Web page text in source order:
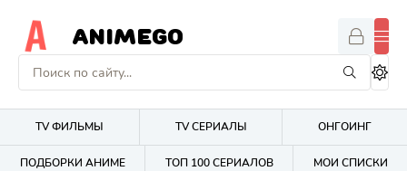
ANIMEGO
TV ФИЛЬМЫ TV СЕРИАЛЫ ОНГОИНГ
ПОДБОРКИ АНИМЕ ТОП 100 СЕРИАЛОВ МОИ СПИСКИ